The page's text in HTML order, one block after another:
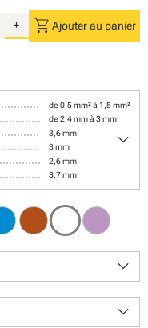
+ shopping_cart Ajouter au panier
de 0,5 mm² à 1,5 mm²
de 2,4 mm à 3 mm
3,6 mm
3 mm
2,6 mm
3,7 mm
keyboard_arrow_down
keyboard_arrow_down
keyboard_arrow_down